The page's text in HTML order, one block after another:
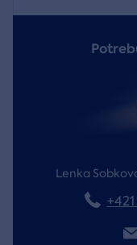
Lenka